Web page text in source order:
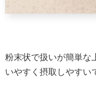
粉末状で扱いが簡単な
いやすく摂取しやすい